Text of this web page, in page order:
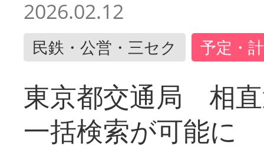
2026.02.12
民鉄・公営・三セク 予定・
東京都交通局 相
一括検索が可能に